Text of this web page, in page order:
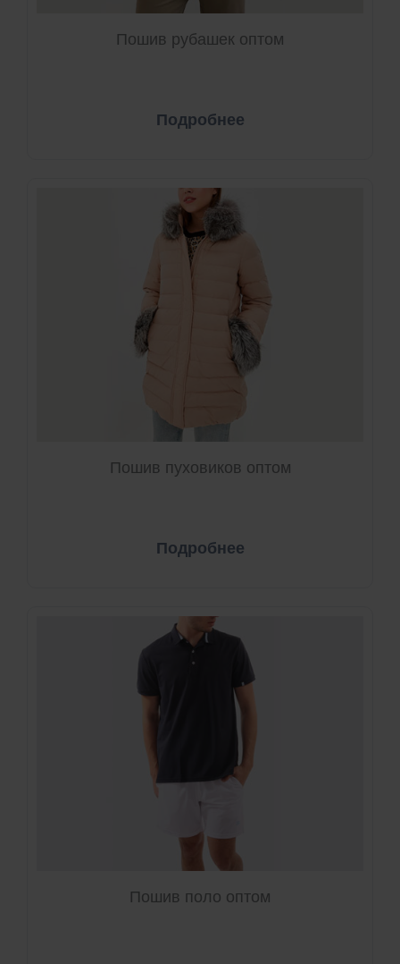
Пошив рубашек оптом
Подробнее
Пошив пуховиков оптом
Подробнее
Пошив поло оптом